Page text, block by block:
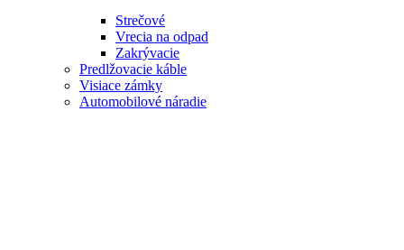
Strečové
Vrecia na odpad
Zakrývacie
Predlžovacie káble
Visiace zámky
Automobilové náradie